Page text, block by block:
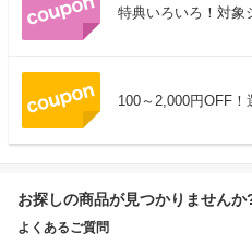
特典いろいろ！対象
100～2,000円OFF
お探しの商品が見つかりませんか
よくあるご質問